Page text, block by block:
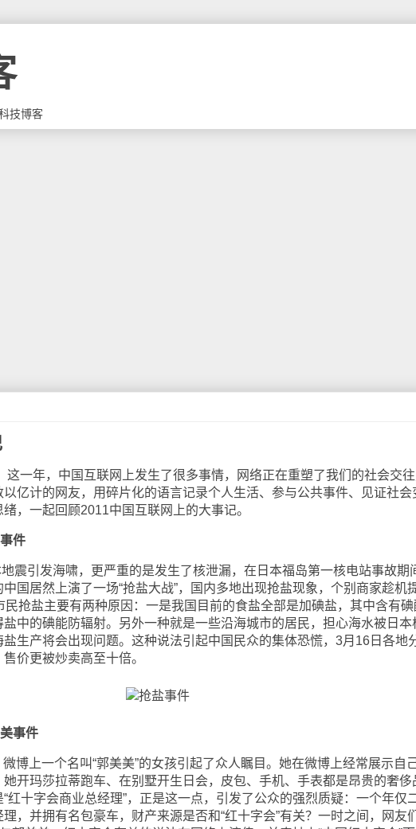
技博客
年，中国互联网上发生了很多事情，网络正在重塑了我们的社会交
亿计的网友，用碎片化的语言记录个人生活、参与公共事件、见证社会
，一起回顾2011中国互联网上的大事记。
件
引发海啸，更严重的是发生了核泄漏，在日本福岛第一核电站事故期
国居然上演了一场“抢盐大战”，国内多地出现抢盐现象，个别商家趁机
民抢盐主要有两种原因：一是我国目前的食盐全部是加碘盐，其中含有碘
中的碘能防辐射。另外一种就是一些沿海城市的居民，担心海水被日本
生产将会出现问题。这种说法引起中国民众的集体恐慌，3月16日各地
价更被炒卖高至十倍。
事件
上一个名叫“郭美美”的女孩引起了众人瞩目。她在微博上经常展示自
开玛莎拉蒂跑车、在别墅开生日会，皮包、手机、手表都是昂贵的奢侈
红十字会商业总经理”，正是这一点，引发了公众的强烈质疑：一个年仅
，并拥有名包豪车，财产来源是否和“红十字会”有关？一时之间，网友